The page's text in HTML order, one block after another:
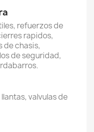
refuerzos de
rapidos,
de chasis,
de seguridad,
valvulas de